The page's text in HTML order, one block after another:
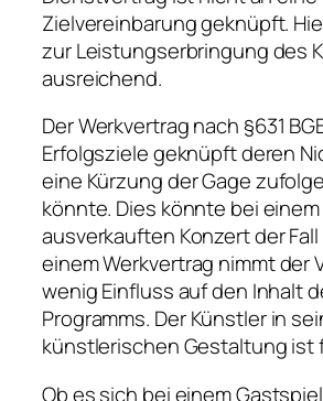
Zielvereinbarung geknüpft.
zur Leistungserbringung des
ausreichend.
Der Werkvertrag nach §631
Erfolgsziele geknüpft deren
eine Kürzung der Gage
könnte. Dies könnte bei
ausverkauften Konzert der Fall
einem Werkvertrag nimmt der
wenig Einfluss auf den Inhalt
Programms. Der Künstler in
künstlerischen Gestaltung ist
Ob es sich bei einem